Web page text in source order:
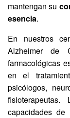
mantengan su
esencia.
En nuestros
Alzheimer de
farmacológicas
en el
psicólogos,
capacidades